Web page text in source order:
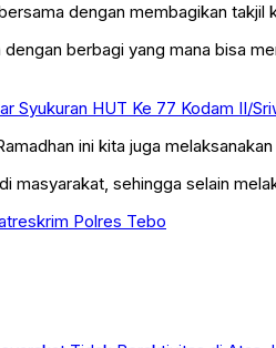
dengan membagikan takjil
dengan berbagi yang mana bisa
Syukuran HUT Ke 77 Kodam II/
ini kita juga
masyarakat, sehingga selain
Polres Tebo